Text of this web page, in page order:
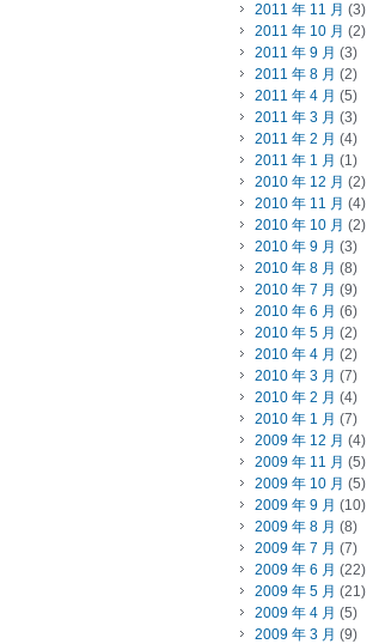
2011 年 11 月 (3)
2011 年 10 月 (2)
2011 年 9 月 (3)
2011 年 8 月 (2)
2011 年 4 月 (5)
2011 年 3 月 (3)
2011 年 2 月 (4)
2011 年 1 月 (1)
2010 年 12 月 (2)
2010 年 11 月 (4)
2010 年 10 月 (2)
2010 年 9 月 (3)
2010 年 8 月 (8)
2010 年 7 月 (9)
2010 年 6 月 (6)
2010 年 5 月 (2)
2010 年 4 月 (2)
2010 年 3 月 (7)
2010 年 2 月 (4)
2010 年 1 月 (7)
2009 年 12 月 (4)
2009 年 11 月 (5)
2009 年 10 月 (5)
2009 年 9 月 (10)
2009 年 8 月 (8)
2009 年 7 月 (7)
2009 年 6 月 (22)
2009 年 5 月 (21)
2009 年 4 月 (5)
2009 年 3 月 (9)